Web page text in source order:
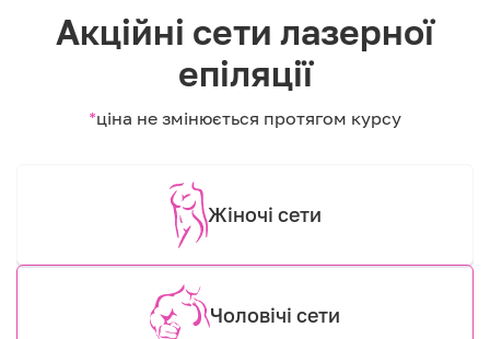
Акційні сети лазерної
епіляції
*ціна не змінюється протягом курсу
Жіночі сети
Чоловічі сети